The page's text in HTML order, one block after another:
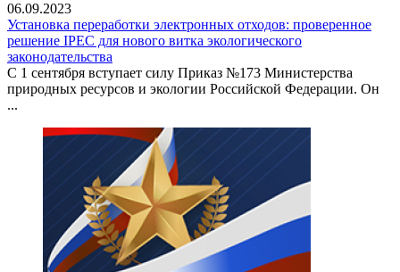
06.09.2023
Установка переработки электронных отходов: проверенное
решение IPEC для нового витка экологического
законодательства
С 1 сентября вступает силу Приказ №173 Министерства
природных ресурсов и экологии Российской Федерации. Он
...